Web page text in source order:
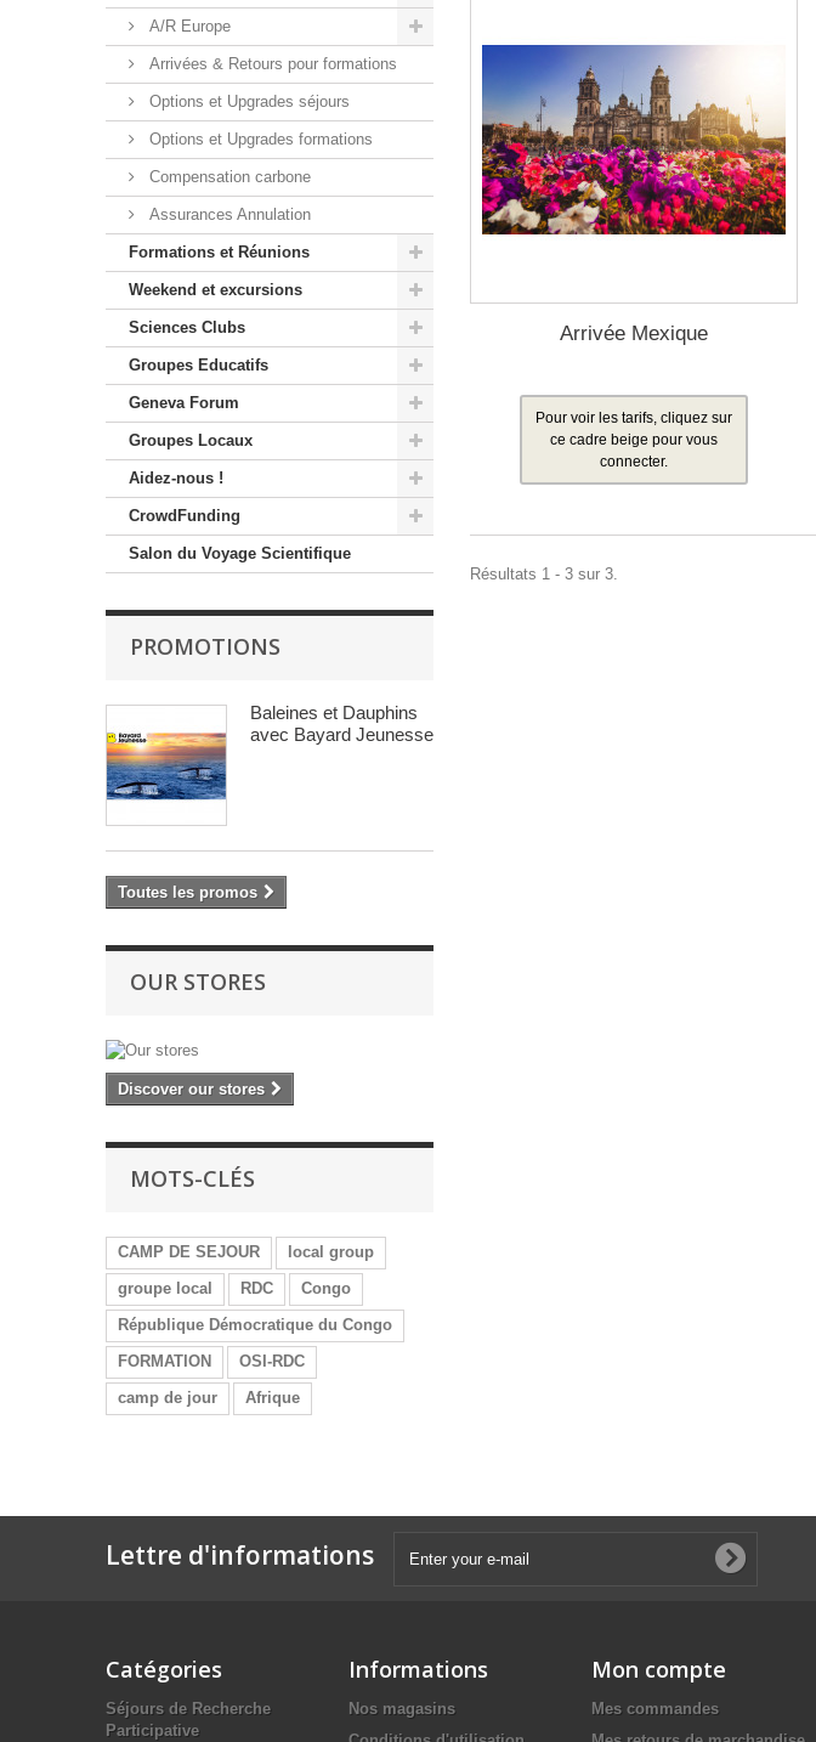
A/R Europe
Arrivées & Retours pour formations
Options et Upgrades séjours
Options et Upgrades formations
Compensation carbone
Assurances Annulation
Formations et Réunions
Weekend et excursions
Sciences Clubs
Groupes Educatifs
Geneva Forum
Groupes Locaux
Aidez-nous !
CrowdFunding
Salon du Voyage Scientifique
PROMOTIONS
Baleines et Dauphins
avec Bayard Jeunesse
Toutes les promos
OUR STORES
Discover our stores
MOTS-CLÉS
CAMP DE SEJOUR
local group
groupe local
RDC
Congo
République Démocratique du Congo
FORMATION
OSI-RDC
camp de jour
Afrique
Arrivée Mexique
Pour voir les tarifs, cliquez sur
ce cadre beige pour vous
connecter.
Résultats 1 - 3 sur 3.
Lettre d'informations
Catégories
Séjours de Recherche
Participative
Informations
Nos magasins
Mon compte
Mes commandes